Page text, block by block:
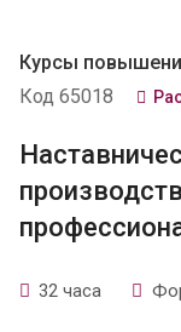
Курсы
Код 65018
32 часа